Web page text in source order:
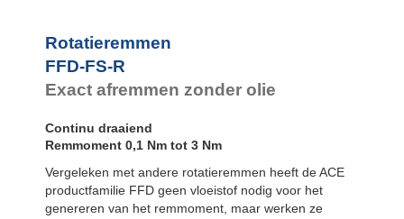
FYN-N1
FYN-S1
FYT-H1 en FYN-
FYT-LA3 en
FYN-LA3
Rotatieremmen
FFD-FS-R
Exact afremmen zonder olie
Continu draaiend
Remmoment 0,1 Nm tot 3 Nm
Vergeleken met andere rotatieremmen heeft de ACE
productfamilie FFD geen vloeistof nodig voor het
genereren van het remmoment, maar werken ze